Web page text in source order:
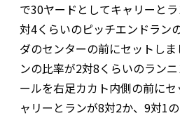
で30ヤードとしてキャリーと
対4くらいのピッチエンドラン
ダのセンターの前にセットし
ンの比率が2対8くらいのラン
ールを右足カカト内側の前に
ャリーとランが8対2か、9対1